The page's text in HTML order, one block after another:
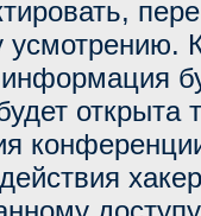
открыта